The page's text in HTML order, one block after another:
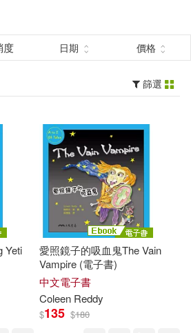
圖書(9)
聲書(36)
度 日期 價格
篩選
Yeti
愛照鏡子的吸血鬼The Vain
Vampire (電子書)
中文電子書
Coleen Reddy
$135 $180